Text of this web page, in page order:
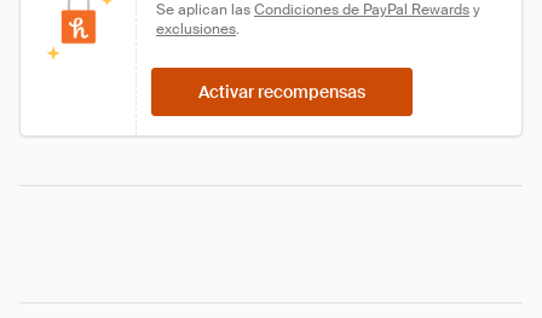
Se aplican las Condiciones de PayPal Rewards y
exclusiones.
Activar recompensas